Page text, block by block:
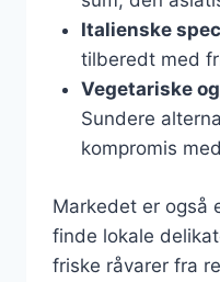
Italienske
tilberedt med
Vegetariske
Sundere
kompromis
Markedet er også
finde lokale
friske råvarer fra